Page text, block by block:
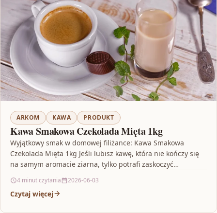
ARKOM KAWA PRODUKT
Kawa Smakowa Czekolada Mięta 1kg
Wyjątkowy smak w domowej filiżance: Kawa Smakowa
Czekolada Mięta 1kg Jeśli lubisz kawę, która nie kończy się
na samym aromacie ziarna, tylko potrafi zaskoczyć…
4 minut czytania 2026-06-03
Czytaj więcej